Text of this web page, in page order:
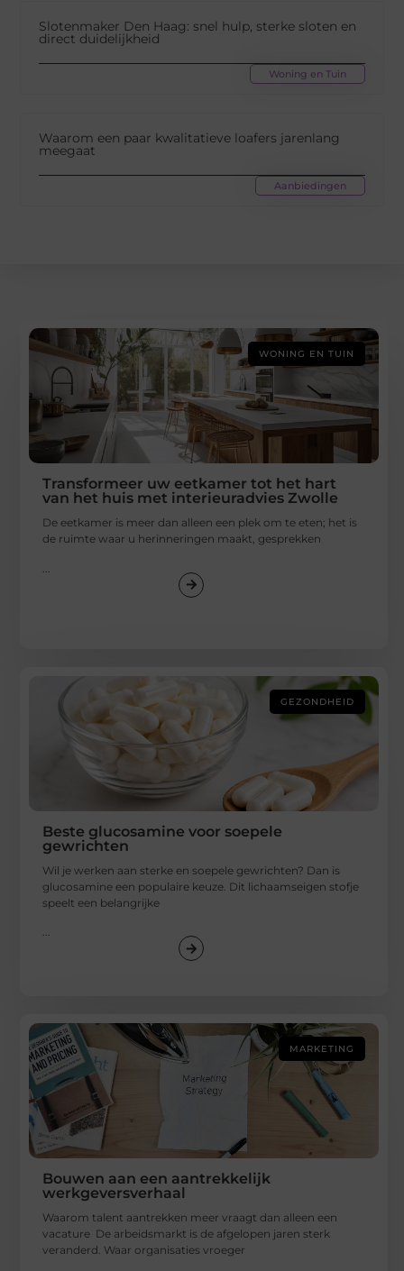
Slotenmaker Den Haag: snel hulp, sterke sloten en
direct duidelijkheid
Woning en Tuin
Waarom een paar kwalitatieve loafers jarenlang
meegaat
Aanbiedingen
WONING EN TUIN
Transformeer uw eetkamer tot het hart
van het huis met interieuradvies Zwolle
De eetkamer is meer dan alleen een plek om te eten; het is
de ruimte waar u herinneringen maakt, gesprekken
GEZONDHEID
Beste glucosamine voor soepele
gewrichten
Wil je werken aan sterke en soepele gewrichten? Dan is
glucosamine een populaire keuze. Dit lichaamseigen stofje
speelt een belangrijke
...
MARKETING
Bouwen aan een aantrekkelijk
werkgeversverhaal
Waarom talent aantrekken meer vraagt dan alleen een
vacature De arbeidsmarkt is de afgelopen jaren sterk
veranderd. Waar organisaties vroeger